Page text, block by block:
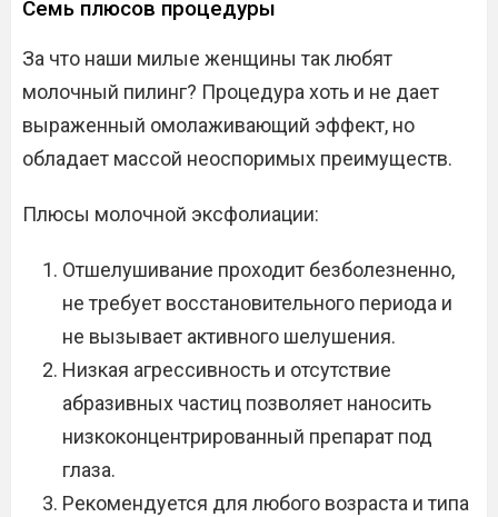
Семь плюсов процедуры
За что наши милые женщины так любят
молочный пилинг? Процедура хоть и не дает
выраженный омолаживающий эффект, но
обладает массой неоспоримых преимуществ.
Плюсы молочной эксфолиации:
Отшелушивание проходит безболезненно,
не требует восстановительного периода и
не вызывает активного шелушения.
Низкая агрессивность и отсутствие
абразивных частиц позволяет наносить
низкоконцентрированный препарат под
глаза.
Рекомендуется для любого возраста и типа